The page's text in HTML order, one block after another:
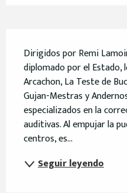
Dirigidos por Remi
diplomado por el
Arcachon, La Teste de
Gujan-Mestras y
especializados en la
auditivas. Al empujar la
centros, es...
Seguir leyendo